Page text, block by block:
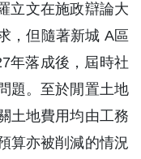
立文在施政辯論大
，但隨著新城 A區
年落成後，屆時社
題。至於閒置土地
土地費用均由工務
算亦被削減的情況